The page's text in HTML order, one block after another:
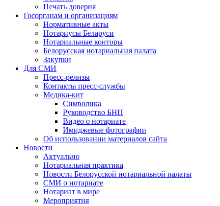
Печать доверия
Госорганам и организациям
Нормативные акты
Нотариусы Беларуси
Нотариальные конторы
Белорусская нотариальная палата
Закупки
Для СМИ
Пресс-релизы
Контакты пресс-службы
Медика-кит
Символика
Руководство БНП
Видео о нотариате
Имиджевые фотографии
Об использовании материалов сайта
Новости
Актуально
Нотариальная практика
Новости Белорусской нотариальной палаты
СМИ о нотариате
Нотариат в мире
Мероприятия